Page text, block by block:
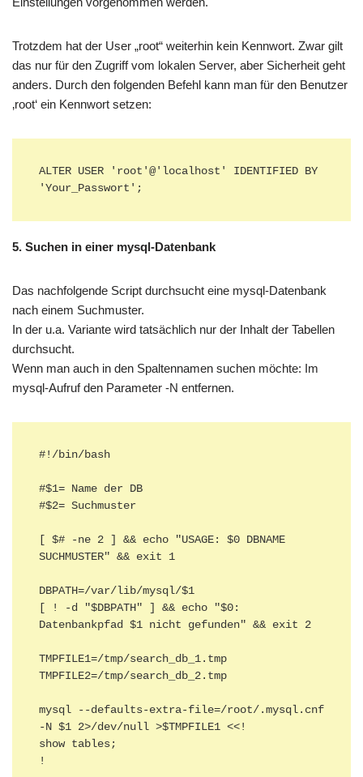
Trotzdem hat der User „root“ weiterhin kein Kennwort. Zwar gilt
das nur für den Zugriff vom lokalen Server, aber Sicherheit geht
anders. Durch den folgenden Befehl kann man für den Benutzer
‚root‘ ein Kennwort setzen:
ALTER USER 'root'@'localhost' IDENTIFIED BY
'Your_Passwort';
5. Suchen in einer mysql-Datenbank
Das nachfolgende Script durchsucht eine mysql-Datenbank
nach einem Suchmuster.
In der u.a. Variante wird tatsächlich nur der Inhalt der Tabellen
durchsucht.
Wenn man auch in den Spaltennamen suchen möchte: Im
mysql-Aufruf den Parameter -N entfernen.
#!/bin/bash
#$1= Name der DB
#$2= Suchmuster
[ $# -ne 2 ] && echo "USAGE: $0 DBNAME
SUCHMUSTER" && exit 1
DBPATH=/var/lib/mysql/$1
[ ! -d "$DBPATH" ] && echo "$0:
Datenbankpfad $1 nicht gefunden" && exit 2
TMPFILE1=/tmp/search_db_1.tmp
TMPFILE2=/tmp/search_db_2.tmp
mysql --defaults-extra-file=/root/.mysql.cnf
-N $1 2>/dev/null >$TMPFILE1 <<!
show tables;
!